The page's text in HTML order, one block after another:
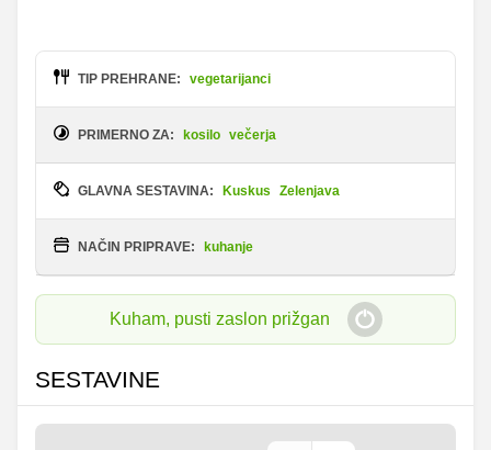
TIP PREHRANE: vegetarijanci
PRIMERNO ZA: kosilo večerja
GLAVNA SESTAVINA: Kuskus Zelenjava
NAČIN PRIPRAVE: kuhanje
Kuham, pusti zaslon prižgan
SESTAVINE